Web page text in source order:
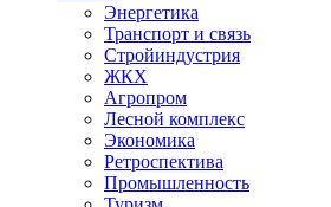
Энергетика
Транспорт и связь
Стройиндустрия
ЖКХ
Агропром
Лесной комплекс
Экономика
Ретроспектива
Промышленность